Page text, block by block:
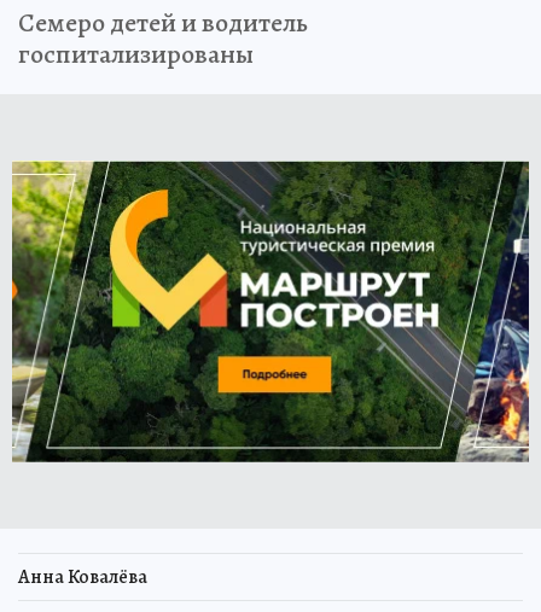
Семеро детей и водитель
госпитализированы
Анна Ковалёва